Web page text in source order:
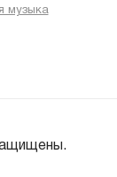
музыка